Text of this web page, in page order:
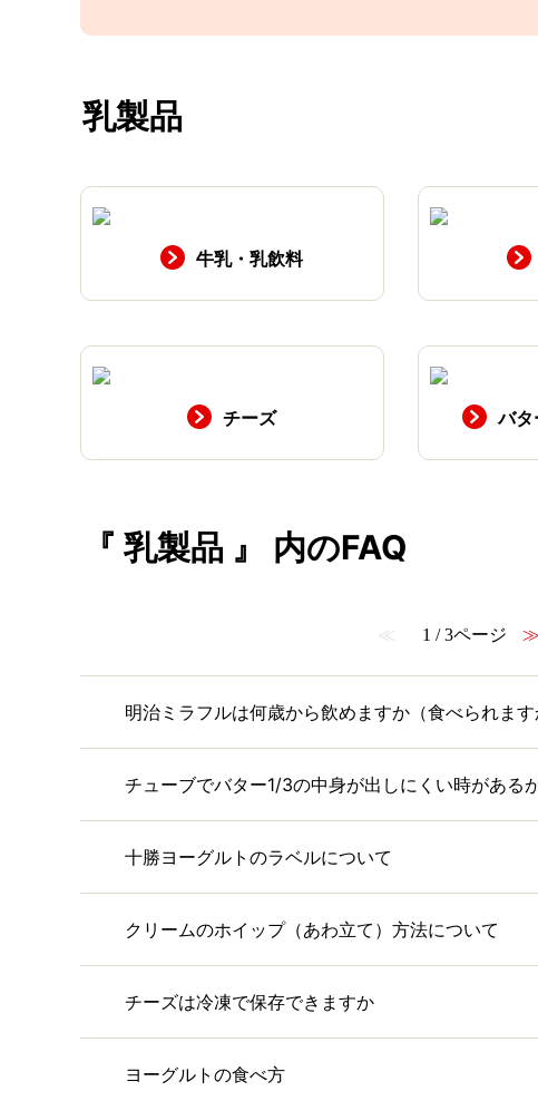
乳製品
牛乳・乳飲料
チーズ バタ
『 乳製品 』 内のFAQ
≪ 1 / 3ページ ≫
明治ミラフルは何歳から飲めますか（食べられます
チューブでバター1/3の中身が出しにくい時がある
十勝ヨーグルトのラベルについて
クリームのホイップ（あわ立て）方法について
チーズは冷凍で保存できますか
ヨーグルトの食べ方